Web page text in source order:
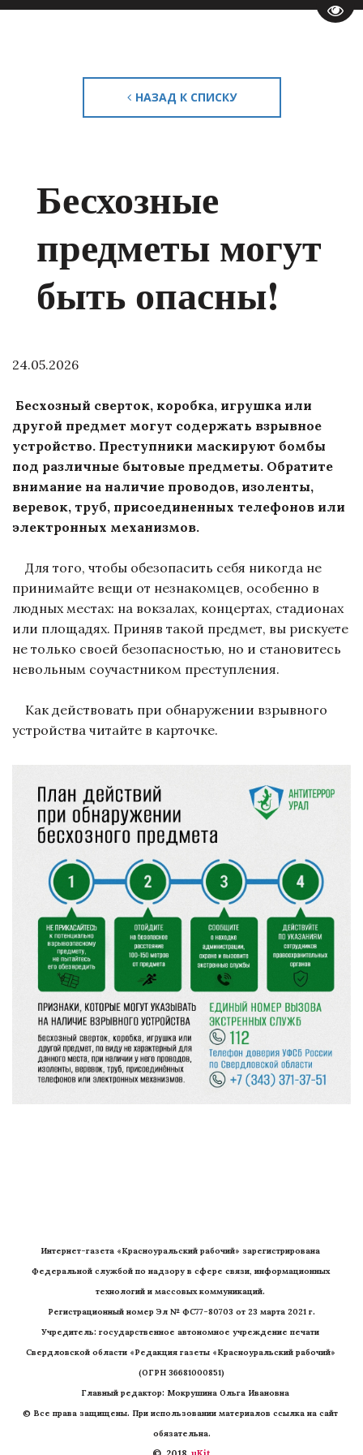
НАЗАД К СПИСКУ
Бесхозные
предметы могут
быть опасны!
24.05.2026
Бесхозный сверток, коробка, игрушка или
другой предмет могут содержать взрывное
устройство. Преступники маскируют бомбы
под различные бытовые предметы. Обратите
внимание на наличие проводов, изоленты,
веревок, труб, присоединенных телефонов или
электронных механизмов.
Для того, чтобы обезопасить себя никогда не
принимайте вещи от незнакомцев, особенно в
людных местах: на вокзалах, концертах, стадионах
или площадях. Приняв такой предмет, вы рискуете
не только своей безопасностью, но и становитесь
невольным соучастником преступления.
Как действовать при обнаружении взрывного
устройства читайте в карточке.
Интернет-газета «Красноуральский рабочий» зарегистрирована
Федеральной службой по надзору в сфере связи, информационных
технологий и массовых коммуникаций.
Регистрационный номер Эл № ФС77-80703 от 23 марта 2021 г.
Учредитель: государственное автономное учреждение печати
Свердловской области «Редакция газеты «Красноуральский рабочий»
(ОГРН 36681000851)
   Главный редактор: Мокрушина Ольга Ивановна
© Все права защищены. При использовании материалов ссылка на сайт
обязательна.